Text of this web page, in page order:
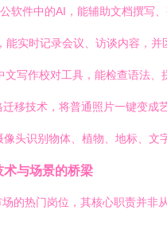
软件中的AI，能辅助文档撰写
能实时记录会议、访谈内容，
文写作校对工具，能检查语法
移技术，将普通照片一键变成
像头识别物体、植物、地标、文
与场景的桥梁
的热门岗位，其核心职责并非